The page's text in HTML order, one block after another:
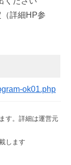
詳細HP参
ok01.php
す。詳細は運営元
します